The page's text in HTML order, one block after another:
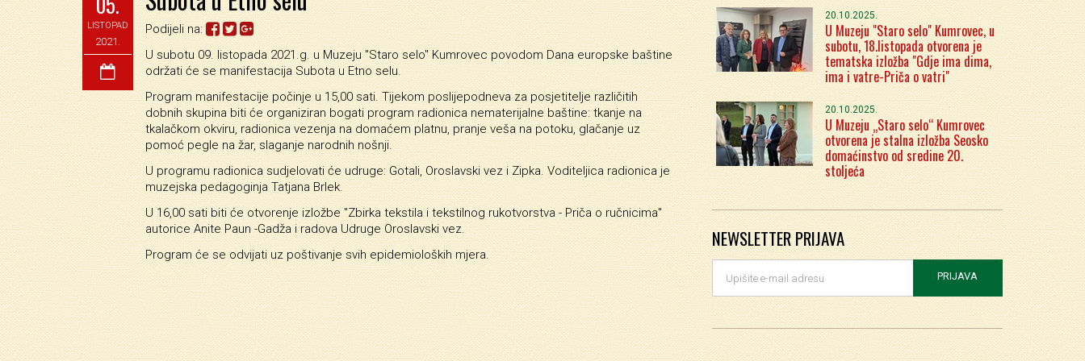
LISTOPAD
2021.
Podijeli na:
U subotu 09. listopada 2021.g. u Muzeju "Staro selo" Kumrovec povodom Dana europske baštine
održati će se manifestacija Subota u Etno selu.
Program manifestacije počinje u 15,00 sati. Tijekom poslijepodneva za posjetitelje različitih
dobnih skupina biti će organiziran bogati program radionica nematerijalne baštine: tkanje na
tkalačkom okviru, radionica vezenja na domaćem platnu, pranje veša na potoku, glačanje uz
pomoć pegle na žar, slaganje narodnih nošnji.
U programu radionica sudjelovati će udruge: Gotali, Oroslavski vez i Zipka. Voditeljica radionica je
muzejska pedagoginja Tatjana Brlek.
U 16,00 sati biti će otvorenje izložbe "Zbirka tekstila i tekstilnog rukotvorstva - Priča o ručnicima"
autorice Anite Paun -Gadža i radova Udruge Oroslavski vez.
Program će se odvijati uz poštivanje svih epidemioloških mjera.
20.10.2025.
U Muzeju "Staro selo" Kumrovec, u
subotu, 18.listopada otvorena je
tematska izložba "Gdje ima dima,
ima i vatre-Priča o vatri"
20.10.2025.
U Muzeju „Staro selo“ Kumrovec
otvorena je stalna izložba Seosko
domaćinstvo od sredine 20.
stoljeća
NEWSLETTER PRIJAVA
PRIJAVA